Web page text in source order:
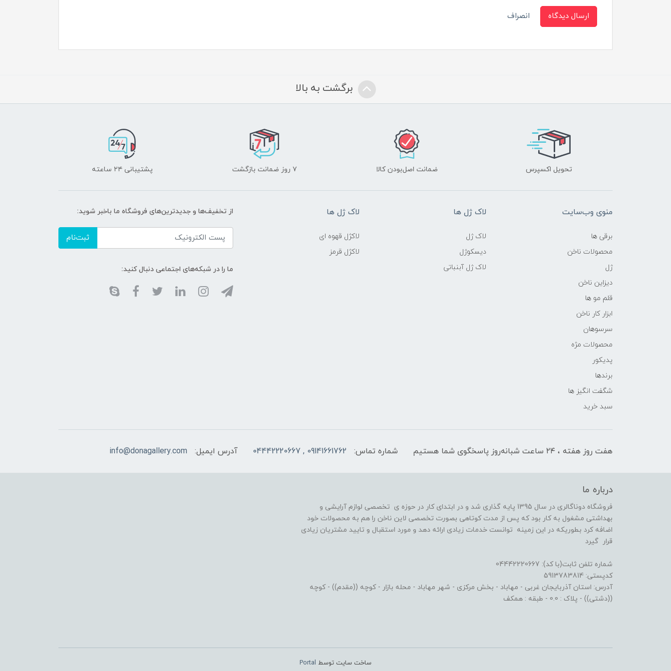
ارسال دیدگاه انصراف
برگشت به بالا
تحویل اکسپرس ضمانت اصل‌بودن کالا ۷ روز ضمانت بازگشت پشتیبانی ۲۴ ساعته
منوی وب‌سایت
برقی ها
محصولات ناخن
ژل
دیزاین ناخن
قلم مو ها
ابزار کار ناخن
سرسوهان
محصولات مژه
پدیکور
برندها
شگفت انگیز ها
سبد خرید
لاک ژل ها
لاک ژل
دیسکوژل
لاک ژل آبنباتی
لاک ژل ها
لاکژل قهوه ای
لاکژل قرمز
از تخفیف‌ها و جدیدترین‌های فروشگاه ما باخبر شوید:
ثبت‌نام
ما را در شبکه‌های اجتماعی دنبال کنید:
هفت روز هفته ، ۲۴ ساعت شبانه‌روز پاسخگوی شما هستیم شماره تماس: 09141661762 , 04442220667 آدرس ایمیل: info@donagallery.com
درباره ما
فروشگاه دوناگالری در سال 1395 پایه گذاری شد و در ابتدای کار در حوزه ی تخصصی لوازم آرایشی و
بهداشتی مشغول به کار بود که پس از مدت کوتاهی بصورت تخصصی لاین ناخن را هم به محصولات خود
اضافه کرد بطوریکه در این زمینه توانست خدمات زیادی ارائه دهد و مورد استقبال و تایید مشتریان زیادی
قرار گیرد
شماره تلفن ثابت(با کد): 04442220667
کدپستی: 5913783814
آدرس: استان آذربایجان غربی - مهاباد - بخش مرکزی - شهر مهاباد - محله بازار - کوچه ((مقدم)) - کوچه
((دشتی)) - پلاک : 0.0 - طبقه : همکف
ساخت سایت توسط Portal